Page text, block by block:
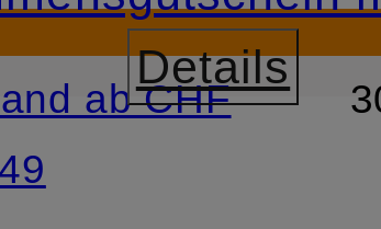
ZUM
Details
ab CHF